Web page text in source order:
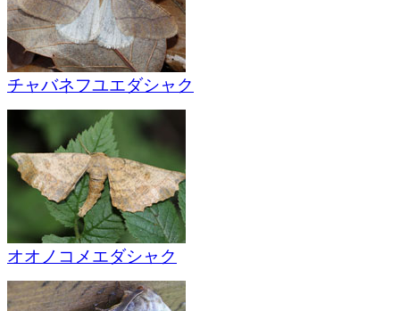
チャバネフユエダシャク
オオノコメエダシャク